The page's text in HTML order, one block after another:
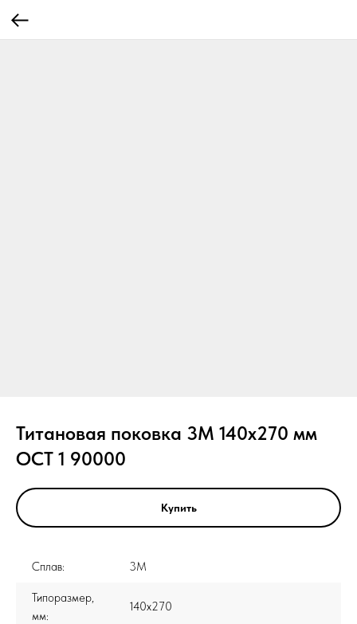
Титановая поковка 3М 140x270 мм
ОСТ 1 90000
Купить
Сплав: 3М
Типоразмер,
мм:
140x270